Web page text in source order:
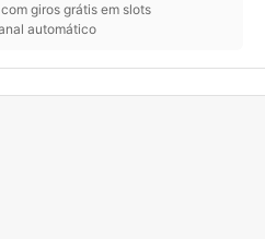
giros grátis em slots
automático